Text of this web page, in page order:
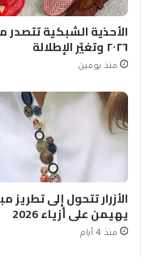
الأحذية الشبكية
٢٠٢٦ وتغيّر الإطلالة
منذ يومين
الأزرار تتحول إلى تطريز
يهيمن على أزياء 2026
منذ 4 أيام